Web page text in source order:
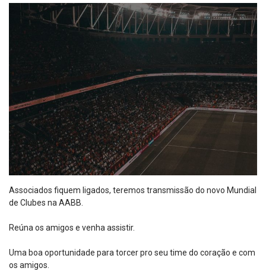
Associados fiquem ligados, teremos transmissão do novo Mundial
de Clubes na AABB.
Reúna os amigos e venha assistir.
Uma boa oportunidade para torcer pro seu time do coração e com
os amigos.